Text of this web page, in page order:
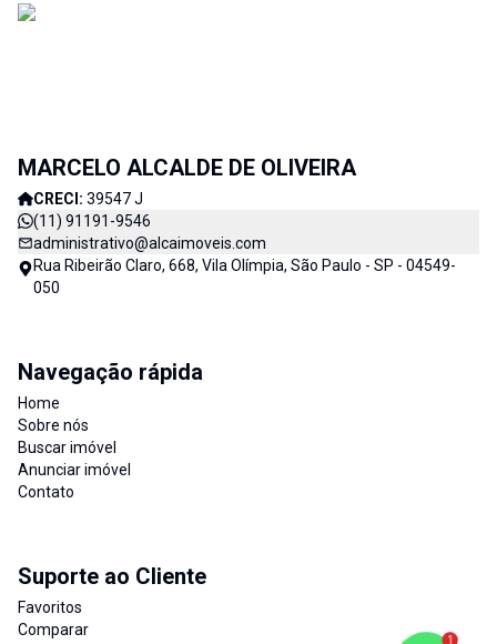
MARCELO ALCALDE DE OLIVEIRA
CRECI: 39547 J
(11) 91191-9546
administrativo@alcaimoveis.com
Rua Ribeirão Claro, 668, Vila Olímpia, São Paulo - SP - 04549-
050
Navegação rápida
Home
Sobre nós
Buscar imóvel
Anunciar imóvel
Contato
Suporte ao Cliente
Favoritos
Comparar
1